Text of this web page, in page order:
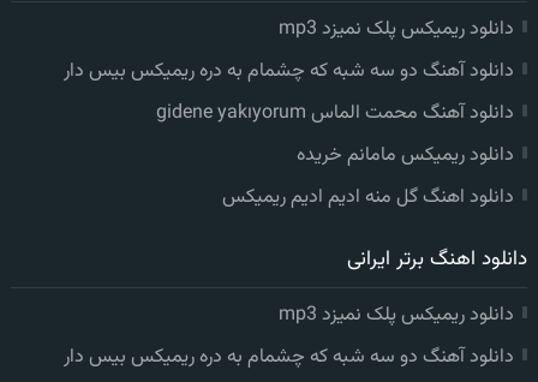
دانلود ریمیکس پلک نمیزد mp3
دانلود آهنگ دو سه شبه که چشمام به دره ریمیکس بیس دار
دانلود آهنگ محمت الماس gidene yakıyorum
دانلود ریمیکس مامانم خریده
دانلود اهنگ گل منه ادیم ادیم ریمیکس
دانلود اهنگ برتر ایرانی
دانلود ریمیکس پلک نمیزد mp3
دانلود آهنگ دو سه شبه که چشمام به دره ریمیکس بیس دار